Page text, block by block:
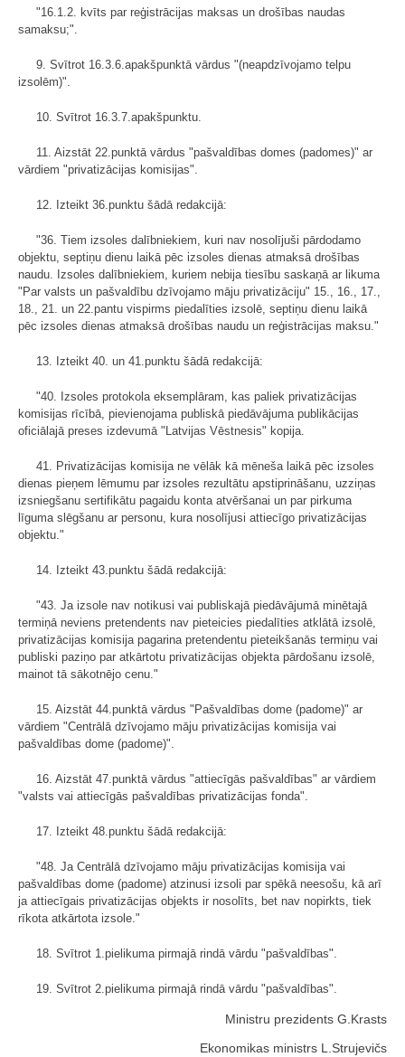
"16.1.2. kvīts par reģistrācijas maksas un drošības naudas
samaksu;".
9. Svītrot 16.3.6.apakšpunktā vārdus "(neapdzīvojamo telpu
izsolēm)".
10. Svītrot 16.3.7.apakšpunktu.
11. Aizstāt 22.punktā vārdus "pašvaldības domes (padomes)" ar
vārdiem "privatizācijas komisijas".
12. Izteikt 36.punktu šādā redakcijā:
"36. Tiem izsoles dalībniekiem, kuri nav nosolījuši pārdodamo
objektu, septiņu dienu laikā pēc izsoles dienas atmaksā drošības
naudu. Izsoles dalībniekiem, kuriem nebija tiesību saskaņā ar likuma
"Par valsts un pašvaldību dzīvojamo māju privatizāciju" 15., 16., 17.,
18., 21. un 22.pantu vispirms piedalīties izsolē, septiņu dienu laikā
pēc izsoles dienas atmaksā drošības naudu un reģistrācijas maksu."
13. Izteikt 40. un 41.punktu šādā redakcijā:
"40. Izsoles protokola eksemplāram, kas paliek privatizācijas
komisijas rīcībā, pievienojama publiskā piedāvājuma publikācijas
oficiālajā preses izdevumā "Latvijas Vēstnesis" kopija.
41. Privatizācijas komisija ne vēlāk kā mēneša laikā pēc izsoles
dienas pieņem lēmumu par izsoles rezultātu apstiprināšanu, uzziņas
izsniegšanu sertifikātu pagaidu konta atvēršanai un par pirkuma
līguma slēgšanu ar personu, kura nosolījusi attiecīgo privatizācijas
objektu."
14. Izteikt 43.punktu šādā redakcijā:
"43. Ja izsole nav notikusi vai publiskajā piedāvājumā minētajā
termiņā neviens pretendents nav pieteicies piedalīties atklātā izsolē,
privatizācijas komisija pagarina pretendentu pieteikšanās termiņu vai
publiski paziņo par atkārtotu privatizācijas objekta pārdošanu izsolē,
mainot tā sākotnējo cenu."
15. Aizstāt 44.punktā vārdus "Pašvaldības dome (padome)" ar
vārdiem "Centrālā dzīvojamo māju privatizācijas komisija vai
pašvaldības dome (padome)".
16. Aizstāt 47.punktā vārdus "attiecīgās pašvaldības" ar vārdiem
"valsts vai attiecīgās pašvaldības privatizācijas fonda".
17. Izteikt 48.punktu šādā redakcijā:
"48. Ja Centrālā dzīvojamo māju privatizācijas komisija vai
pašvaldības dome (padome) atzinusi izsoli par spēkā neesošu, kā arī
ja attiecīgais privatizācijas objekts ir nosolīts, bet nav nopirkts, tiek
rīkota atkārtota izsole."
18. Svītrot 1.pielikuma pirmajā rindā vārdu "pašvaldības".
19. Svītrot 2.pielikuma pirmajā rindā vārdu "pašvaldības".
Ministru prezidents G.Krasts
Ekonomikas ministrs L.Strujevičs